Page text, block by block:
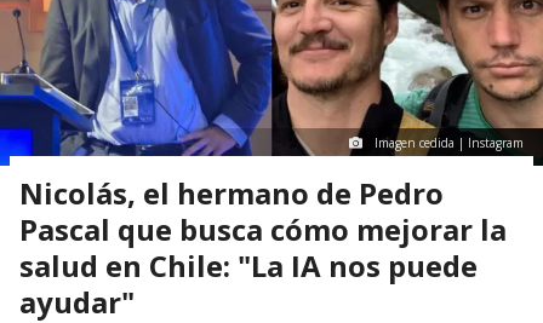
Imagen cedida | Instagram
Nicolás, el hermano de Pedro
Pascal que busca cómo mejorar la
salud en Chile: "La IA nos puede
ayudar"